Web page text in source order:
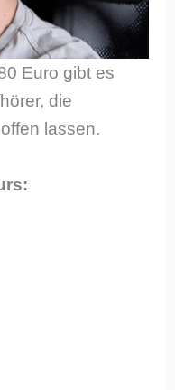
Euro gibt es
die
lassen.